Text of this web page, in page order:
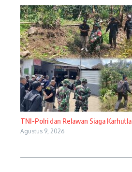
TNI-Polri dan Relawan Siaga Karhutla
Agustus 9, 2026